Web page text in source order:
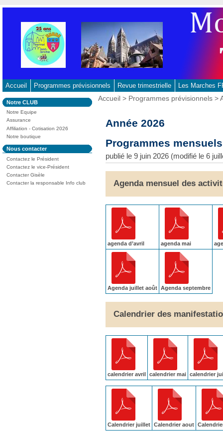
contenu
principal
-
Aller
à
la
recherche
Accueil Programmes prévisionnels Revue trimestrielle Les Marches
Dans
la
rubrique
:
Notre CLUB
Notre Equipe
Assurance
Affiliation - Cotisation 2026
Notre boutique
Dans
la
rubrique
:
Nous contacter
Contactez le Président
Contactez le vice-Président
Contacter Gisèle
Contacter la responsable Info club
Vous
Accueil > Programmes prévisionnels >
Année 2026
Programmes
publié le 9 juin 2026 (modifié le 6
Agenda mensuel des
agenda d’avril agenda mai
Agenda juillet août Agenda septembre
Calendrier des
calendrier avril calendrier mai calendrier
Calendrier juillet Calendrier aout